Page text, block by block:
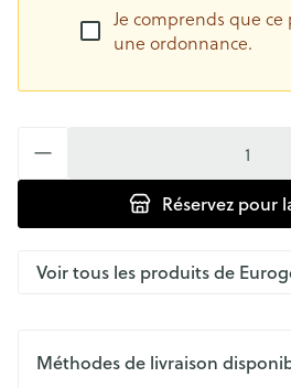
Je comprends que
une ordonnance.
Réservez pour
Voir tous les produits de
Méthodes de livraison